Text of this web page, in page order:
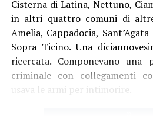
Cisterna di Latina, Nettuno,
in altri quattro comuni di
Amelia, Cappadocia,
Sopra Ticino. Una
ricercata. Componevano una
criminale con collegamenti
usava le armi per intimorire.